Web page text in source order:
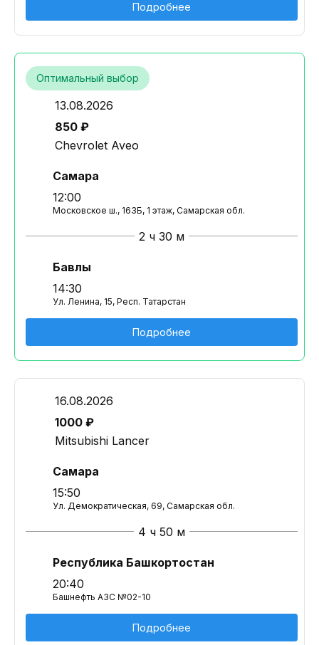
Подробнее
Оптимальный выбор
13.08.2026
850 ₽
Chevrolet Aveo
Самара
12:00
Московское ш., 163Б, 1 этаж, Самарская обл.
2 ч 30 м
Бавлы
14:30
Ул. Ленина, 15, Респ. Татарстан
Подробнее
16.08.2026
1000 ₽
Mitsubishi Lancer
Самара
15:50
Ул. Демократическая, 69, Самарская обл.
4 ч 50 м
Республика Башкортостан
20:40
Башнефть АЗС №02-10
Подробнее